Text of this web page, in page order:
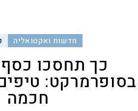
חדשות ואקטואליה
כך תחסכו כסף
בסופרמרקט:
חכמה